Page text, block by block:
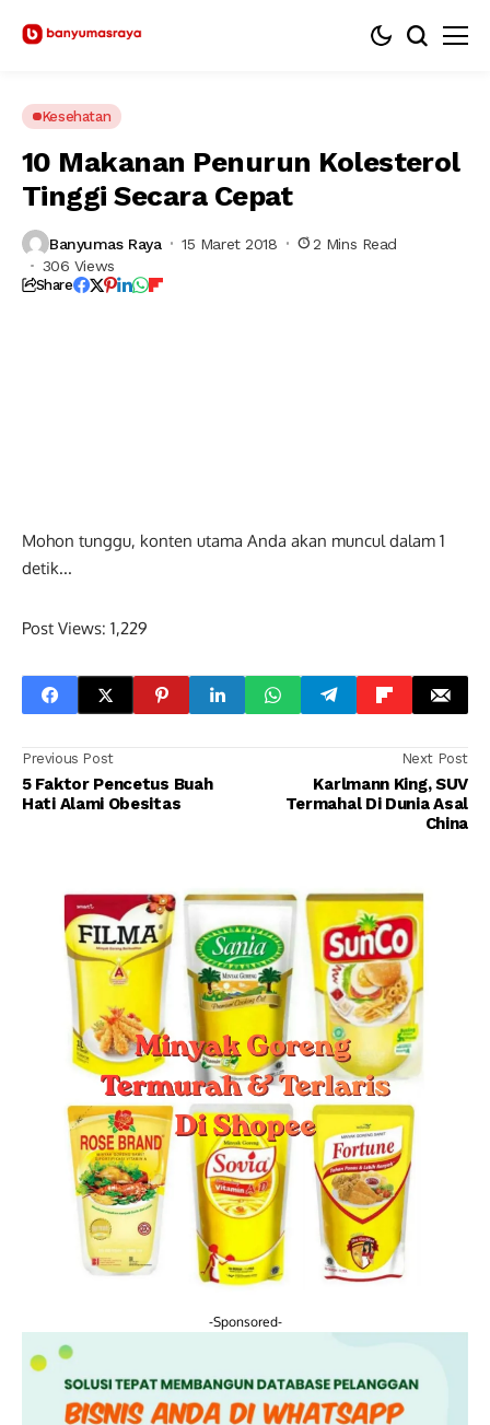
Kesehatan
10 Makanan Penurun Kolesterol
Tinggi Secara Cepat
Banyumas Raya 15 Maret 2018
2 Mins Read
306 Views
Share
Mohon tunggu, konten utama Anda akan muncul dalam 0
detik...
Post Views: 1,229
Previous Post
5 Faktor Pencetus Buah
Hati Alami Obesitas
Next Post
Karlmann King, SUV
Termahal Di Dunia Asal
China
-Sponsored-